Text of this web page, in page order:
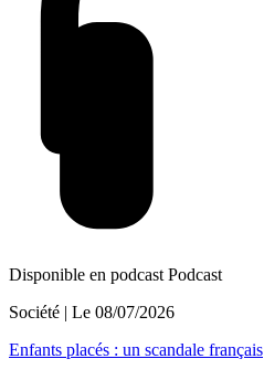
Disponible en podcast Podcast
Société | Le 08/07/2026
Enfants placés : un scandale français